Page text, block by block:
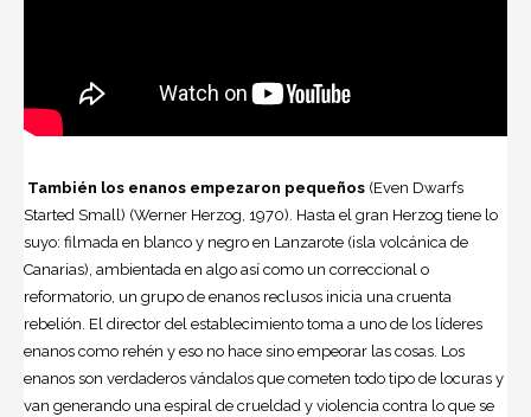
También los enanos empezaron pequeños (Even Dwarfs
Started Small) (Werner Herzog, 1970). Hasta el gran Herzog tiene lo
suyo: filmada en blanco y negro en Lanzarote (isla volcánica de
Canarias), ambientada en algo así como un correccional o
reformatorio, un grupo de enanos reclusos inicia una cruenta
rebelión. El director del establecimiento toma a uno de los líderes
enanos como rehén y eso no hace sino empeorar las cosas. Los
enanos son verdaderos vándalos que cometen todo tipo de locuras y
van generando una espiral de crueldad y violencia contra lo que se